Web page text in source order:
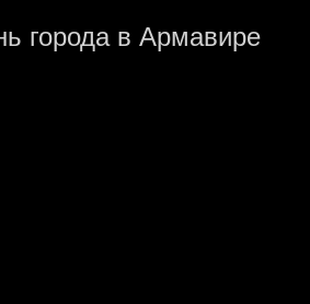
города в Армавире